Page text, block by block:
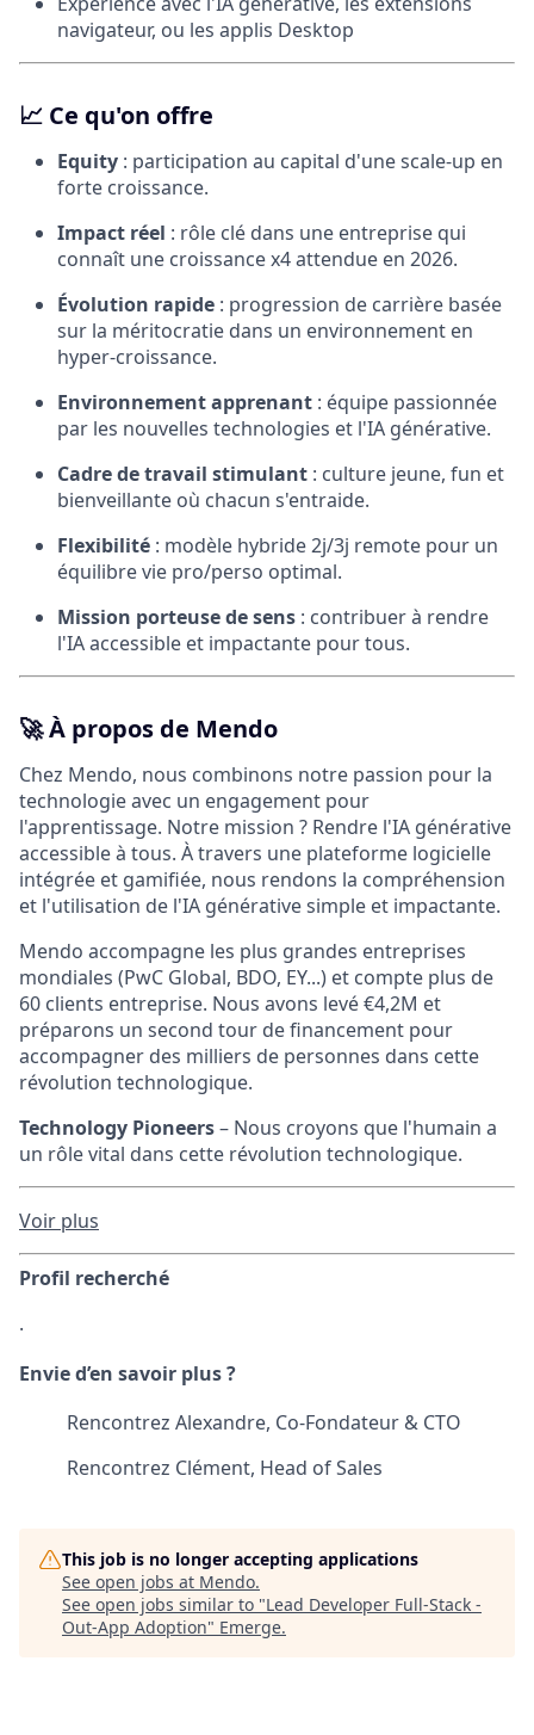
navigateur, ou les applis Desktop
📈 Ce qu'on offre
Equity : participation au capital d'une scale-up en
forte croissance.
Impact réel : rôle clé dans une entreprise qui
connaît une croissance x4 attendue en 2026.
Évolution rapide : progression de carrière basée
sur la méritocratie dans un environnement en
hyper-croissance.
Environnement apprenant : équipe passionnée
par les nouvelles technologies et l'IA générative.
Cadre de travail stimulant : culture jeune, fun et
bienveillante où chacun s'entraide.
Flexibilité : modèle hybride 2j/3j remote pour un
équilibre vie pro/perso optimal.
Mission porteuse de sens : contribuer à rendre
l'IA accessible et impactante pour tous.
🚀À propos de Mendo
Chez Mendo, nous combinons notre passion pour la
technologie avec un engagement pour
l'apprentissage. Notre mission ? Rendre l'IA générative
accessible à tous. À travers une plateforme logicielle
intégrée et gamifiée, nous rendons la compréhension
et l'utilisation de l'IA générative simple et impactante.
Mendo accompagne les plus grandes entreprises
mondiales (PwC Global, BDO, EY...) et compte plus de
60 clients entreprise. Nous avons levé €4,2M et
préparons un second tour de financement pour
accompagner des milliers de personnes dans cette
révolution technologique.
Technology Pioneers– Nous croyons que l'humain a
un rôle vital dans cette révolution technologique.
Voir plus
Profil recherché
.
Envie d’en savoir plus ?
Rencontrez Alexandre, Co-Fondateur & CTO
Rencontrez Clément, Head of Sales
This job is no longer accepting applications
See open jobs at Mendo.
See open jobs similar to "Lead Developer Full-Stack -
Out-App Adoption" Emerge.